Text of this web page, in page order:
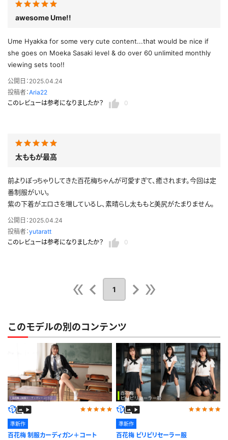
awesome Ume!!
Ume Hyakka for some very cute content...that would be nice if
she goes on Moeka Sasaki level & do over 60 unlimited monthly
viewing sets too!!
公開日：2025.04.24
投稿者：Aria22
このレビューは参考になりましたか？
0
太ももが最高
前よりぽっちゃりしてきた百花梅ちゃんが可愛すぎて、癒されます。今回は定
番制服がいい。
紫の下着がエロさを増しているし、素晴らし太ももと美尻がたまりません。
公開日：2025.04.24
投稿者：yutaratt
このレビューは参考になりましたか？
0
1
このモデルの別のコンテンツ
準新作
百花梅 制服カーディガン＋コート
準新作
百花梅 ビリビリセーラー服